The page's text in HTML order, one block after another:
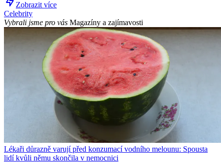
Zobrazit více
Celebrity
Vybrali jsme pro vás Magazíny a zajímavosti
Lékaři důrazně varují před konzumací vodního melounu: Spousta
lidí kvůli němu skončila v nemocnici